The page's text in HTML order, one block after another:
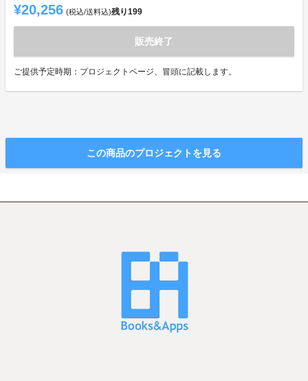
¥20,256 (税込/送料込)残り199
販売終了
ご提供予定時期：プロジェクトページ、冒頭に記載します。
この商品のプロジェクトを見る